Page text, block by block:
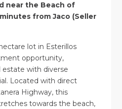
near the Beach of
from Jaco (Seller
lot in Esterillos
opportunity,
with diverse
Located with direct
Highway, this
towards the beach,